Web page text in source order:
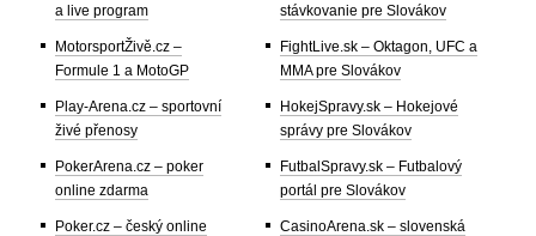
a live program
MotorsportŽivě.cz –
Formule 1 a MotoGP
Play-Arena.cz – sportovní
živé přenosy
PokerArena.cz – poker
online zdarma
Poker.cz – český online
stávkovanie pre Slovákov
FightLive.sk – Oktagon, UFC a
MMA pre Slovákov
HokejSpravy.sk – Hokejové
správy pre Slovákov
FutbalSpravy.sk – Futbalový
portál pre Slovákov
CasinoArena.sk – slovenská